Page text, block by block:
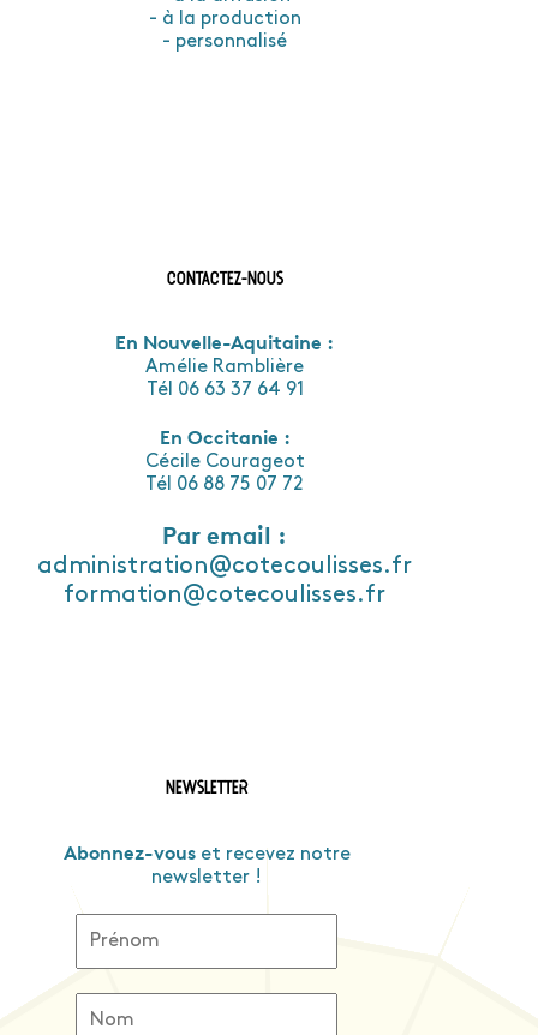
- à la production
- personnalisé
Contactez-nous
En Nouvelle-Aquitaine :
Amélie Ramblière
Tél 06 63 37 64 91
En Occitanie :
Cécile Courageot
Tél 06 88 75 07 72
​Par email :
administration@cotecoulisses.fr
formation@cotecoulisses.fr
Newsletter
Abonnez-vouset recevez notre
newsletter !